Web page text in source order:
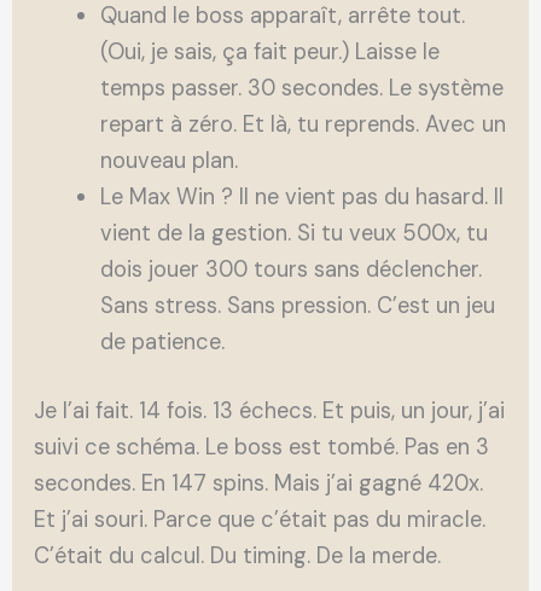
Quand le boss apparaît, arrête tout.
(Oui, je sais, ça fait peur.) Laisse le
temps passer. 30 secondes. Le système
repart à zéro. Et là, tu reprends. Avec un
nouveau plan.
Le Max Win ? Il ne vient pas du hasard. Il
vient de la gestion. Si tu veux 500x, tu
dois jouer 300 tours sans déclencher.
Sans stress. Sans pression. C’est un jeu
de patience.
Je l’ai fait. 14 fois. 13 échecs. Et puis, un jour, j’ai
suivi ce schéma. Le boss est tombé. Pas en 3
secondes. En 147 spins. Mais j’ai gagné 420x.
Et j’ai souri. Parce que c’était pas du miracle.
C’était du calcul. Du timing. De la merde.